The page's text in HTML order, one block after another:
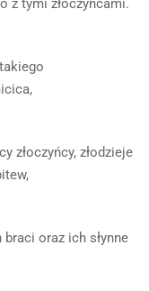
z tymi złoczyńcami.
złoczyńcy, złodzieje
oraz ich słynne